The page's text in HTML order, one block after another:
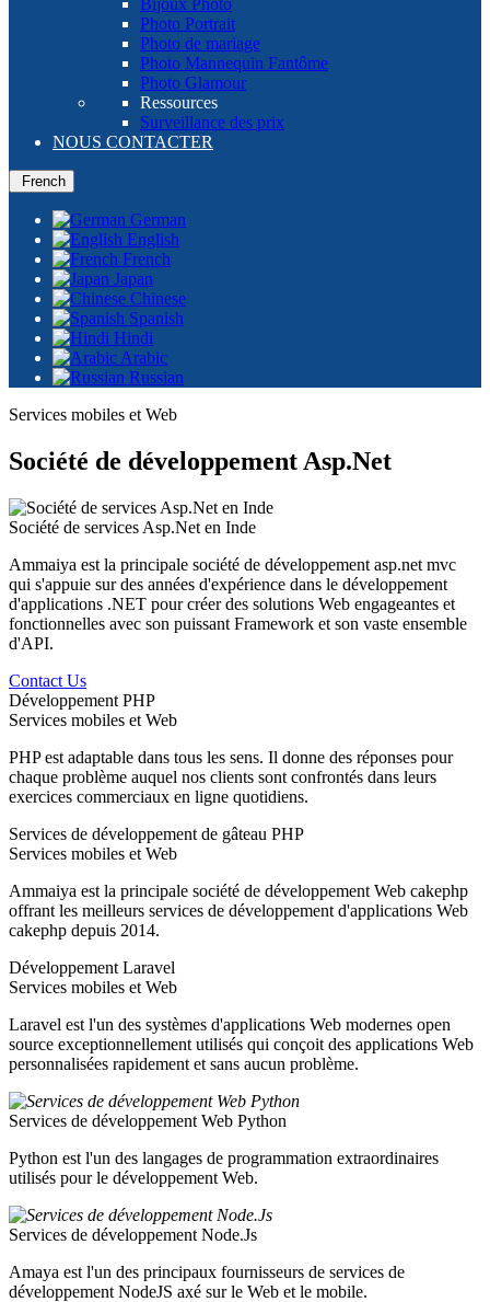
Bijoux Photo
Photo Portrait
Photo de mariage
Photo Mannequin Fantôme
Photo Glamour
Ressources
Surveillance des prix
NOUS CONTACTER
French
German
English
French
Japan
Chinese
Spanish
Hindi
Arabic
Russian
Services mobiles et Web
Société de développement Asp.Net
Société de services Asp.Net en Inde
Ammaiya est la principale société de développement asp.net mvc
qui s'appuie sur des années d'expérience dans le développement
d'applications .NET pour créer des solutions Web engageantes et
fonctionnelles avec son puissant Framework et son vaste ensemble
d'API.
Contact Us
Développement PHP
Services mobiles et Web
PHP est adaptable dans tous les sens. Il donne des réponses pour
chaque problème auquel nos clients sont confrontés dans leurs
exercices commerciaux en ligne quotidiens.
Services de développement de gâteau PHP
Services mobiles et Web
Ammaiya est la principale société de développement Web cakephp
offrant les meilleurs services de développement d'applications Web
cakephp depuis 2014.
Développement Laravel
Services mobiles et Web
Laravel est l'un des systèmes d'applications Web modernes open
source exceptionnellement utilisés qui conçoit des applications Web
personnalisées rapidement et sans aucun problème.
Services de développement Web Python
Python est l'un des langages de programmation extraordinaires
utilisés pour le développement Web.
Services de développement Node.Js
Amaya est l'un des principaux fournisseurs de services de
développement NodeJS axé sur le Web et le mobile.